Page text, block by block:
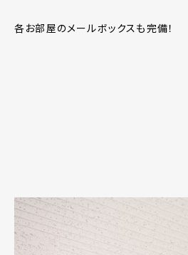
各お部屋のメールボックスも完備！